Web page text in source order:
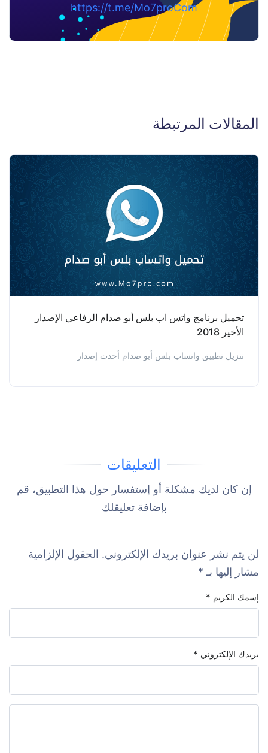
https://t.me/Mo7proCom
المقالات المرتبطة
تحميل برنامج واتس اب بلس أبو صدام الرفاعي الإصدار
الأخير 2018
تنزيل تطبيق واتساب بلس أبو صدام أحدث إصدار
التعليقات
إن كان لديك مشكلة أو إستفسار حول هذا التطبيق، قم
بإضافة تعليقلك
لن يتم نشر عنوان بريدك الإلكتروني. الحقول الإلزامية
مشار إليها بـ *
إسمك الكريم *
بريدك الإلكتروني *